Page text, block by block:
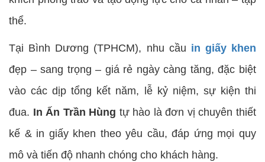
thể.
Tại Bình Dương (TPHCM), nhu cầu in giấy khen
đẹp – sang trọng – giá rẻ ngày càng tăng, đặc biệt
vào các dịp tổng kết năm, lễ kỷ niệm, sự kiện thi
đua. In Ấn Trần Hùng tự hào là đơn vị chuyên thiết
kế & in giấy khen theo yêu cầu, đáp ứng mọi quy
mô và tiến độ nhanh chóng cho khách hàng.